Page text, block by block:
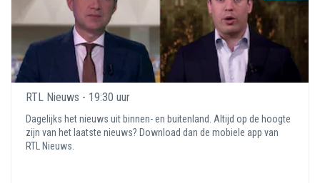
RTL Nieuws - 19:30 uur
Dagelijks het nieuws uit binnen- en buitenland. Altijd op de hoogte
zijn van het laatste nieuws? Download dan de mobiele app van
RTL Nieuws.